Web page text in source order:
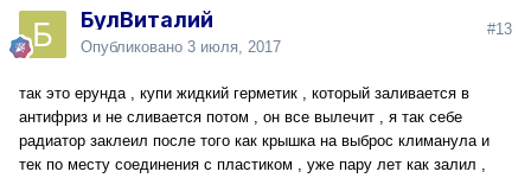
БулВиталий
Опубликовано 3 июля, 2017
#13
так это ерунда , купи жидкий герметик , который заливается в
антифриз и не сливается потом , он все вылечит , я так себе
радиатор заклеил после того как крышка на выброс климанула и
тек по месту соединения с пластиком , уже пару лет как залил ,